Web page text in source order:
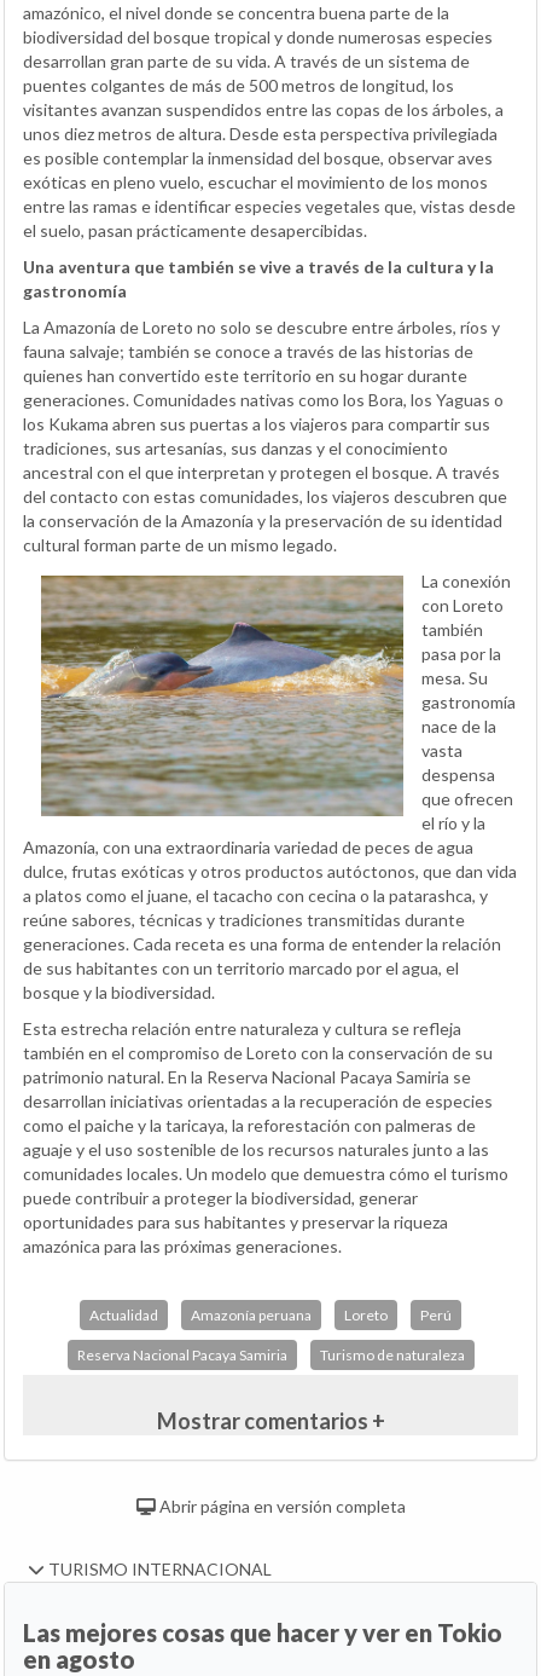
amazónico, el nivel donde se concentra buena parte de la
biodiversidad del bosque tropical y donde numerosas especies
desarrollan gran parte de su vida. A través de un sistema de
puentes colgantes de más de 500 metros de longitud, los
visitantes avanzan suspendidos entre las copas de los árboles, a
unos diez metros de altura. Desde esta perspectiva privilegiada
es posible contemplar la inmensidad del bosque, observar aves
exóticas en pleno vuelo, escuchar el movimiento de los monos
entre las ramas e identificar especies vegetales que, vistas desde
el suelo, pasan prácticamente desapercibidas.
Una aventura que también se vive a través de la cultura y la
gastronomía
La Amazonía de Loreto no solo se descubre entre árboles, ríos y
fauna salvaje; también se conoce a través de las historias de
quienes han convertido este territorio en su hogar durante
generaciones. Comunidades nativas como los Bora, los Yaguas o
los Kukama abren sus puertas a los viajeros para compartir sus
tradiciones, sus artesanías, sus danzas y el conocimiento
ancestral con el que interpretan y protegen el bosque. A través
del contacto con estas comunidades, los viajeros descubren que
la conservación de la Amazonía y la preservación de su identidad
cultural forman parte de un mismo legado.
La conexión
con Loreto
también
pasa por la
mesa. Su
gastronomía
nace de la
vasta
despensa
que ofrecen
el río y la
Amazonía, con una extraordinaria variedad de peces de agua
dulce, frutas exóticas y otros productos autóctonos, que dan vida
a platos como el juane, el tacacho con cecina o la patarashca, y
reúne sabores, técnicas y tradiciones transmitidas durante
generaciones. Cada receta es una forma de entender la relación
de sus habitantes con un territorio marcado por el agua, el
bosque y la biodiversidad.
Esta estrecha relación entre naturaleza y cultura se refleja
también en el compromiso de Loreto con la conservación de su
patrimonio natural. En la Reserva Nacional Pacaya Samiria se
desarrollan iniciativas orientadas a la recuperación de especies
como el paiche y la taricaya, la reforestación con palmeras de
aguaje y el uso sostenible de los recursos naturales junto a las
comunidades locales. Un modelo que demuestra cómo el turismo
puede contribuir a proteger la biodiversidad, generar
oportunidades para sus habitantes y preservar la riqueza
amazónica para las próximas generaciones.
Actualidad Amazonía peruana Loreto Perú
Reserva Nacional Pacaya Samiria Turismo de naturaleza
Mostrar comentarios +
Abrir página en versión completa
TURISMO INTERNACIONAL
Las mejores cosas que hacer y ver en Tokio
en agosto